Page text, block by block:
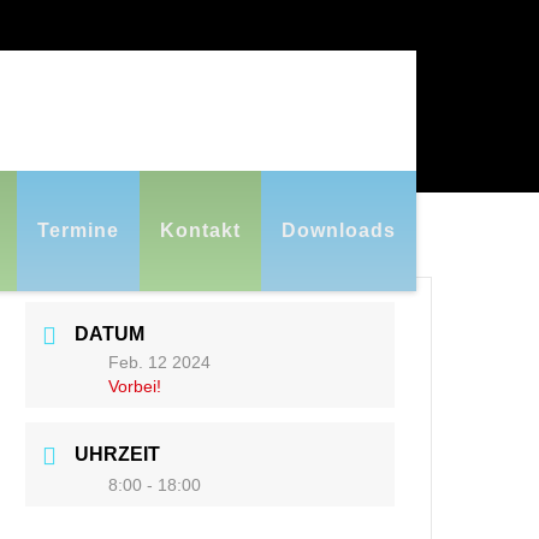
Termine Kontakt Downloads
DATUM
Feb. 12 2024
Vorbei!
UHRZEIT
8:00 - 18:00